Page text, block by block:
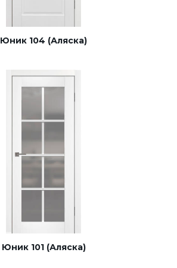
Юник 104 (Аляска)
Юник 101 (Аляска)